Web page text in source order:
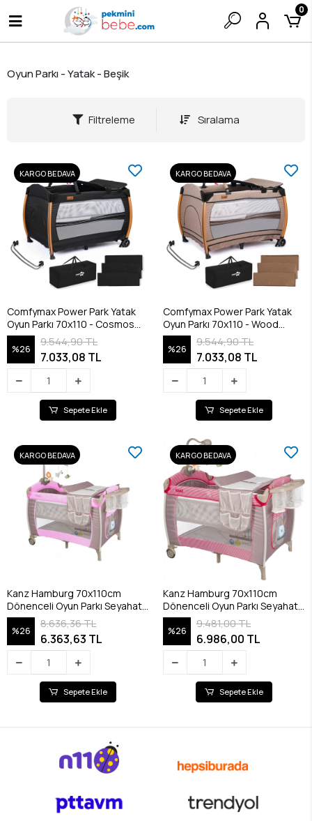
0
Oyun Parkı - Yatak - Beşik
Filtreleme Sıralama
KARGO BEDAVA
Comfymax Power Park Yatak
Oyun Parkı 70x110 - Cosmos
Black
%26
9.544,90 TL
7.033,08 TL
Sepete Ekle
KARGO BEDAVA
Comfymax Power Park Yatak
Oyun Parkı 70x110 - Wood
Brown
%26
9.544,90 TL
7.033,08 TL
Sepete Ekle
KARGO BEDAVA
Kanz Hamburg 70x110cm
Dönenceli Oyun Parkı Seyahat
Yatağı - Pembe
%26
8.636,36 TL
6.363,63 TL
Sepete Ekle
KARGO BEDAVA
Kanz Hamburg 70x110cm
Dönenceli Oyun Parkı Seyahat
Yatağı - Kırmızı
%26
9.481,00 TL
6.986,00 TL
Sepete Ekle